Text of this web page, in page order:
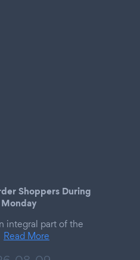
Shoppers During
integral part of the
Read More